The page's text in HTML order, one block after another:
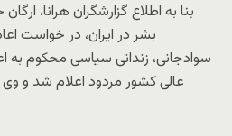
بنا به اطلاع گزارشگران هرانا،
بشر در ایران، در خواست
عالی کشور مردود اعلام شد و وی